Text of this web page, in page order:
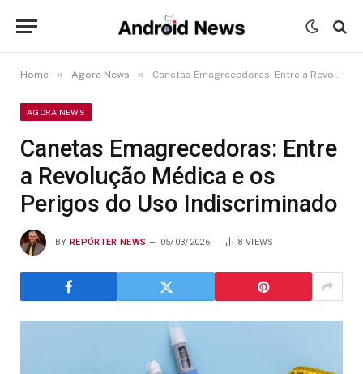
Home » Agora News » Canetas Emagrecedoras: Entre a Revolução Médica e os Perigos do Uso Indiscriminado
AGORA NEWS
Canetas Emagrecedoras: Entre
a Revolução Médica e os
Perigos do Uso Indiscriminado
BY REPÓRTER NEWS 05/03/2026 8 VIEWS